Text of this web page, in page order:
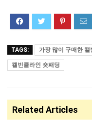
TAGS: 가장 많이 구매한 캘
캘빈클라인 숏패딩
Related Articles